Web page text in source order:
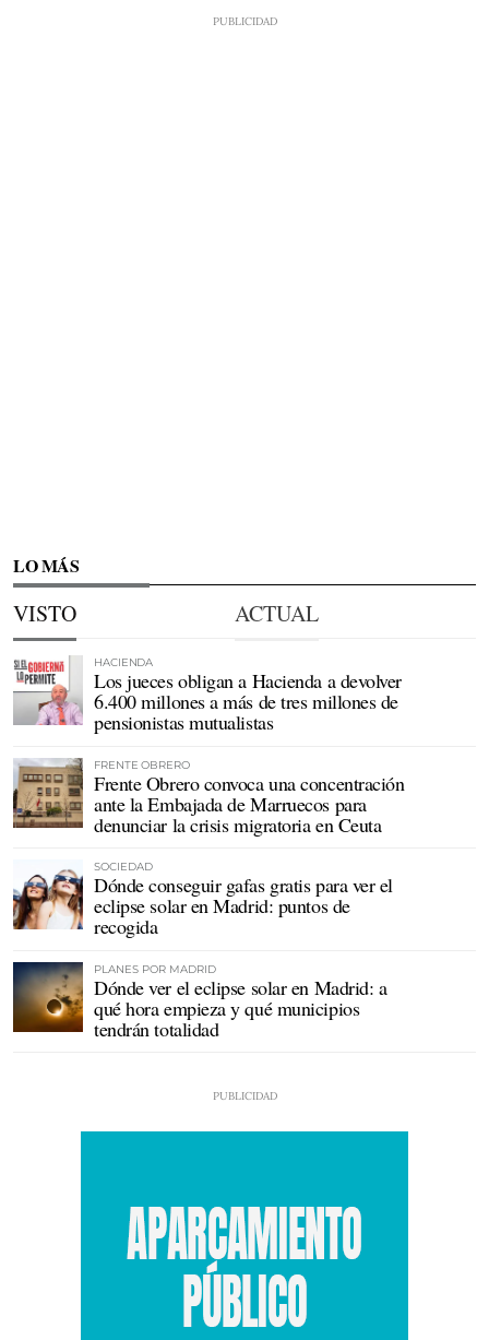
LO MÁS
VISTO ACTUAL
HACIENDA
Los jueces obligan a Hacienda a devolver
6.400 millones a más de tres millones de
pensionistas mutualistas
FRENTE OBRERO
Frente Obrero convoca una concentración
ante la Embajada de Marruecos para
denunciar la crisis migratoria en Ceuta
SOCIEDAD
Dónde conseguir gafas gratis para ver el
eclipse solar en Madrid: puntos de
recogida
PLANES POR MADRID
Dónde ver el eclipse solar en Madrid: a
qué hora empieza y qué municipios
tendrán totalidad